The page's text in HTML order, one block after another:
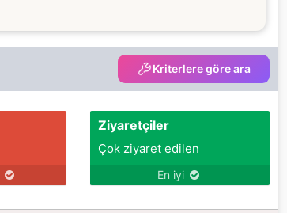
Kriterlere göre ara
Ziyaretçiler
Çok ziyaret edilen
En iyi